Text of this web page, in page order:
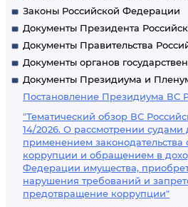
Законы Российской Федерации
Документы Президента
Документы Правительства
Документы органов
Документы Президиума и
Постановление Президиума ВС
"Тематический обзор ВС
14/2026. О рассмотрении судами
применением законодательства
коррупции и обращением в
Федерации имущества,
нарушения требований и
предотвращение коррупции"